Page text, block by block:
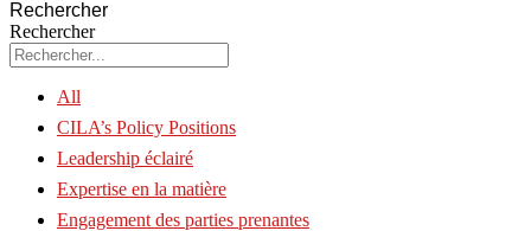
Rechercher
Rechercher
All
CILA’s Policy Positions
Leadership éclairé
Expertise en la matière
Engagement des parties prenantes